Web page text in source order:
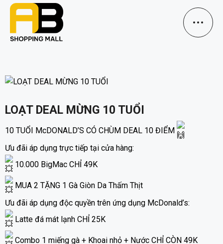
LOẠT DEAL MỪNG 10 TUỔI
10 TUỔI McDONALD’S CÓ CHÙM DEAL 10 ĐIỂM
Ưu đãi áp dụng trực tiếp tại cửa hàng:
10.000 BigMac CHỈ 49K
MUA 2 TẶNG 1 Gà Giòn Da Thấm Thịt
Ưu đãi áp dụng độc quyền trên ứng dụng McDonald’s:
Latte đá mát lạnh CHỈ 25K
Combo 1 miếng gà + Khoai nhỏ + Nước CHỈ CÒN 49K